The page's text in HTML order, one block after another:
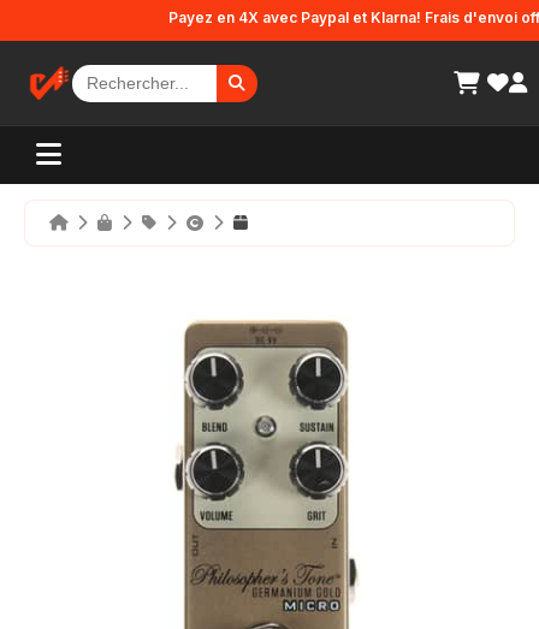
Payez en 4X avec Paypal et Klarna! Frais d'envoi
Panneau de gestion des cookies